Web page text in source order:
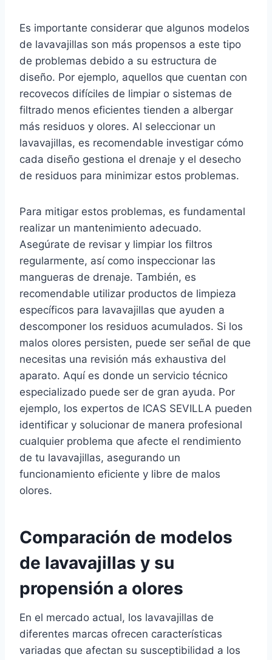
Es importante considerar que algunos modelos
de lavavajillas son más propensos a este tipo
de problemas debido a su estructura de
diseño. Por ejemplo, aquellos que cuentan con
recovecos difíciles de limpiar o sistemas de
filtrado menos eficientes tienden a albergar
más residuos y olores. Al seleccionar un
lavavajillas, es recomendable investigar cómo
cada diseño gestiona el drenaje y el desecho
de residuos para minimizar estos problemas.
Para mitigar estos problemas, es fundamental
realizar un mantenimiento adecuado.
Asegúrate de revisar y limpiar los filtros
regularmente, así como inspeccionar las
mangueras de drenaje. También, es
recomendable utilizar productos de limpieza
específicos para lavavajillas que ayuden a
descomponer los residuos acumulados. Si los
malos olores persisten, puede ser señal de que
necesitas una revisión más exhaustiva del
aparato. Aquí es donde un servicio técnico
especializado puede ser de gran ayuda. Por
ejemplo, los expertos de ICAS SEVILLA pueden
identificar y solucionar de manera profesional
cualquier problema que afecte el rendimiento
de tu lavavajillas, asegurando un
funcionamiento eficiente y libre de malos
olores.
Comparación de modelos
de lavavajillas y su
propensión a olores
En el mercado actual, los lavavajillas de
diferentes marcas ofrecen características
variadas que afectan su susceptibilidad a los